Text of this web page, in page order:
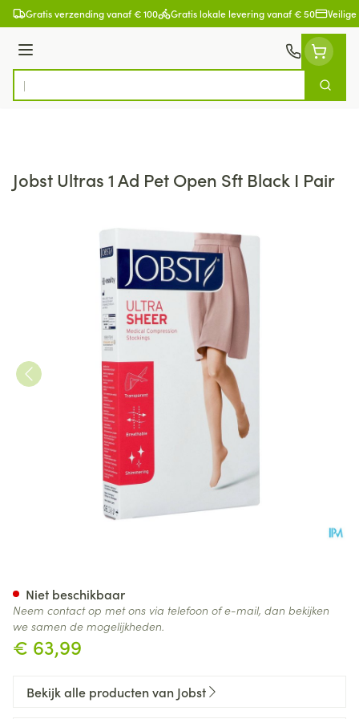
Ga naar de inhoud
Gratis verzending vanaf € 100 Gratis lokale levering vanaf € 50
Menu
Product, merk, categorie...
Zoek
Jobst Ultras 1 Ad Pet Open Sft Black I Pair
€ 63,99
Niet beschikbaar
Neem contact op met ons via telefoon of e-mail, dan bekijken
we samen de mogelijkheden.
Bekijk alle producten van Jobst